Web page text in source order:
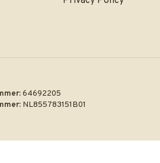
64692205
NL855783151B01